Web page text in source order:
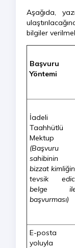
Aşağıda,
bilgiler
Başvuru
Yöntemi
İadeli
Taahhütlü
Mektup
(Başvuru
sahibinin
bizzat
tevsik
belge
başvurması)
E-posta
yoluyla